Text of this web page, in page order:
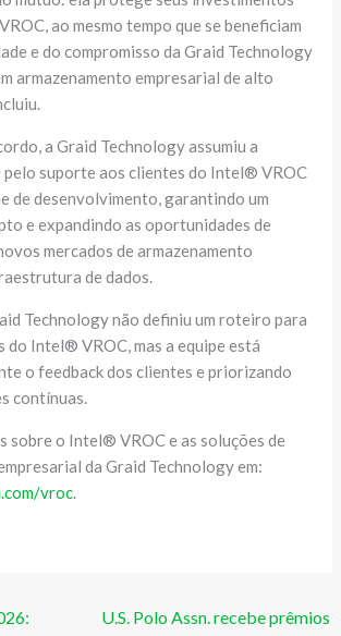
ao mesmo tempo que se beneficiam
e do compromisso da Graid Technology
armazenamento empresarial de alto
a Graid Technology assumiu a
pelo suporte aos clientes do Intel® VROC
de desenvolvimento, garantindo um
e expandindo as oportunidades de
mercados de armazenamento
de dados.
Technology não definiu um roteiro para
do Intel® VROC, mas a equipe está
o feedback dos clientes e priorizando
contínuas.
sobre o Intel® VROC e as soluções de
da Graid Technology em:
vroc.
U.S. Polo Assn. recebe prêmios